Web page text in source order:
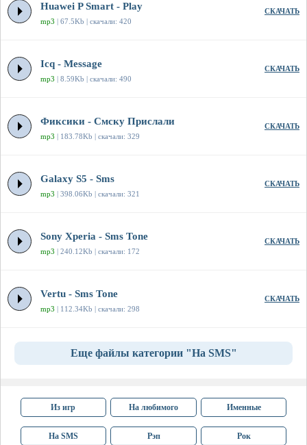
Huawei P Smart - Play
mp3 | 67.5Kb | скачали: 420
СКАЧАТЬ
Icq - Message
mp3 | 8.59Kb | скачали: 490
СКАЧАТЬ
Фиксики - Смску Прислали
mp3 | 183.78Kb | скачали: 329
СКАЧАТЬ
Galaxy S5 - Sms
mp3 | 398.06Kb | скачали: 321
СКАЧАТЬ
Sony Xperia - Sms Tone
mp3 | 240.12Kb | скачали: 172
СКАЧАТЬ
Vertu - Sms Tone
mp3 | 112.34Kb | скачали: 298
СКАЧАТЬ
Еще файлы категории "На SMS"
Из игр На любимого Именные
На SMS Рэп Рок